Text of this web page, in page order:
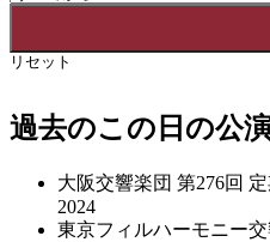
リセット
過去のこの日の公
大阪交響楽団 第276回
2024
東京フィルハーモニー